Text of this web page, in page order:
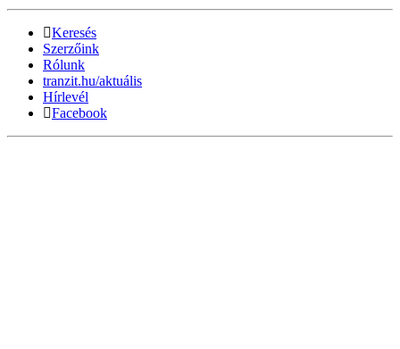
Keresés
Szerzőink
Rólunk
tranzit.hu/aktuális
Hírlevél
Facebook